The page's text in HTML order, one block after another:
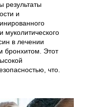
результаты
и
муколитического
в лечении
бронхитом. Этот
что.